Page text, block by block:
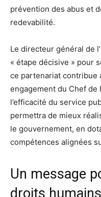
prévention des abus et
redevabilité.
Le directeur général de
« étape décisive » pour
ce partenariat contribue
engagement du Chef de
l’efficacité du service
permettra de mieux
le gouvernement, en
compétences alignées
Un message
droits humains